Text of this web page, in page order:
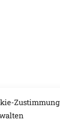
Zustimmung